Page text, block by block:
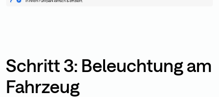
Schritt 3: Beleuchtung am
Fahrzeug